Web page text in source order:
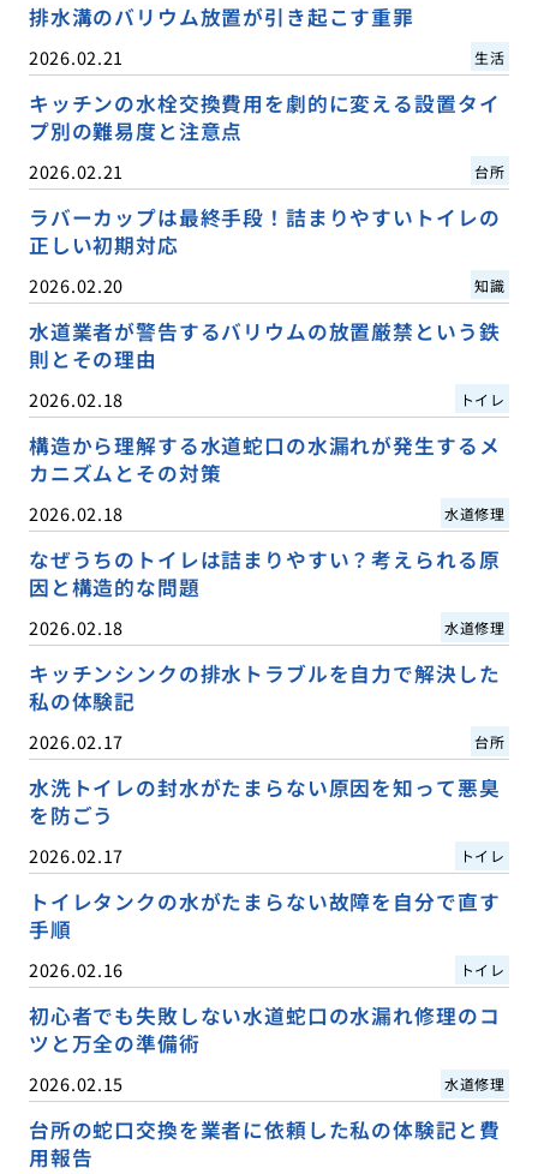
排水溝のバリウム放置が引き起こす重罪
2026.02.21 生活
キッチンの水栓交換費用を劇的に変える設置タイ
プ別の難易度と注意点
2026.02.21 台所
ラバーカップは最終手段！詰まりやすいトイレの
正しい初期対応
2026.02.20 知識
水道業者が警告するバリウムの放置厳禁という鉄
則とその理由
2026.02.18 トイレ
構造から理解する水道蛇口の水漏れが発生するメ
カニズムとその対策
2026.02.18 水道修理
なぜうちのトイレは詰まりやすい？考えられる原
因と構造的な問題
2026.02.18 水道修理
キッチンシンクの排水トラブルを自力で解決した
私の体験記
2026.02.17 台所
水洗トイレの封水がたまらない原因を知って悪臭
を防ごう
2026.02.17 トイレ
トイレタンクの水がたまらない故障を自分で直す
手順
2026.02.16 トイレ
初心者でも失敗しない水道蛇口の水漏れ修理のコ
ツと万全の準備術
2026.02.15 水道修理
台所の蛇口交換を業者に依頼した私の体験記と費
用報告